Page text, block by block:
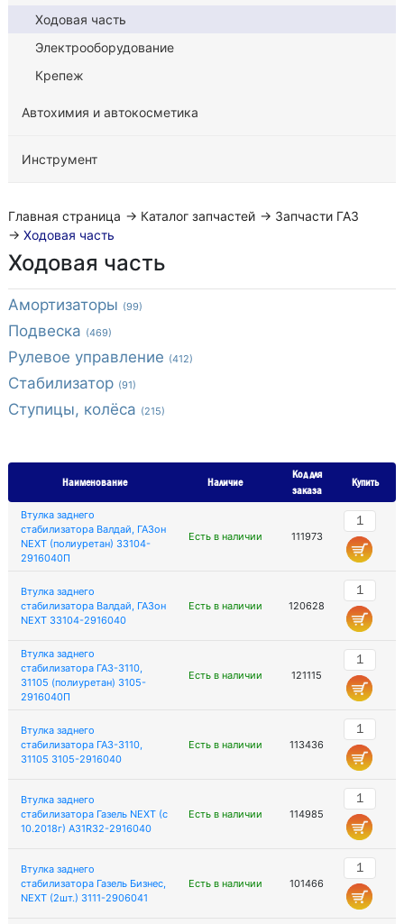
Ходовая часть
Электрооборудование
Крепеж
Автохимия и автокосметика
Инструмент
Главная страница → Каталог запчастей → Запчасти ГАЗ
→ Ходовая часть
Ходовая часть
Амортизаторы (99)
Подвеска (469)
Рулевое управление (412)
Стабилизатор (91)
Ступицы, колёса (215)
Наименование Наличие
Код для
заказа
Купить
Втулка заднего
стабилизатора Валдай, ГАЗон
NEXT (полиуретан) 33104-
2916040П
Есть в наличии 111973
Втулка заднего
стабилизатора Валдай, ГАЗон
NEXT 33104-2916040
Есть в наличии 120628
Втулка заднего
стабилизатора ГАЗ-3110,
31105 (полиуретан) 3105-
2916040П
Есть в наличии 121115
Втулка заднего
стабилизатора ГАЗ-3110,
31105 3105-2916040
Есть в наличии 113436
Втулка заднего
стабилизатора Газель NEXT (с
10.2018г) A31R32-2916040
Есть в наличии 114985
Втулка заднего
стабилизатора Газель Бизнес,
NEXT (2шт.) 3111-2906041
Есть в наличии 101466